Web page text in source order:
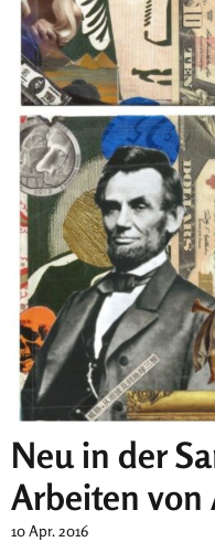
Neu in der
Arbeiten von
10 Apr. 2016